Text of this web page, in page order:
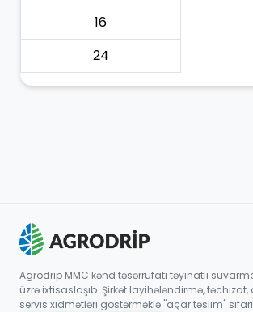
16
24
Agrodrip MMC kənd təsərrüfatı təyinatlı
üzrə ixtisaslaşıb. Şirkət layihələndirmə,
servis xidmətləri göstərməklə "açar təslim"